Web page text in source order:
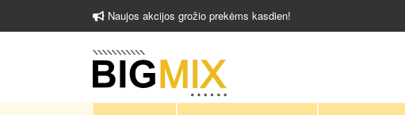
Naujos akcijos grožio prekėms kasdien!